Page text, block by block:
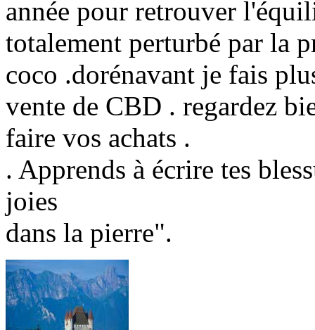
année pour retrouver
totalement perturbé par la
coco .dorénavant je fais
vente de CBD . regardez
faire vos achats .
. Apprends à écrire tes
joies
dans la pierre".